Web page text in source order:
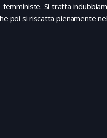
Si tratta
poi si riscatta pienamente